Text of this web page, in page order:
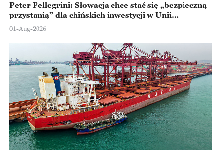
Peter Pellegrini: Słowacja chce stać się „bezpieczną
przystanią” dla chińskich inwestycji w Unii
Europejskiej
01-Aug-2026